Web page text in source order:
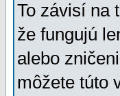
To závisí na
že fungujú
alebo
môžete túto